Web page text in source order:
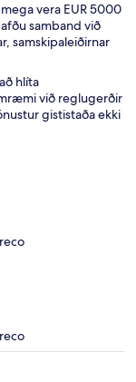
vera EUR 5000
samband við
samskipaleiðirnar
hlíta
við reglugerðir
gististaða ekki